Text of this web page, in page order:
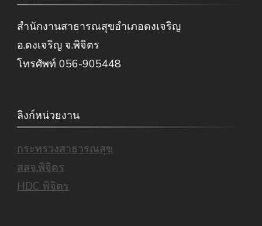
สำนักงานสาธารณสุขอำเภอดงเจริญ
อ.ดงเจริญ จ.พิจิตร
โทรศัพท์ 056-905448
ลิงก์หน่วยงาน
กระทรวงสาธารณสุข
สสจ.พิจิตร
HDC พิจิตร